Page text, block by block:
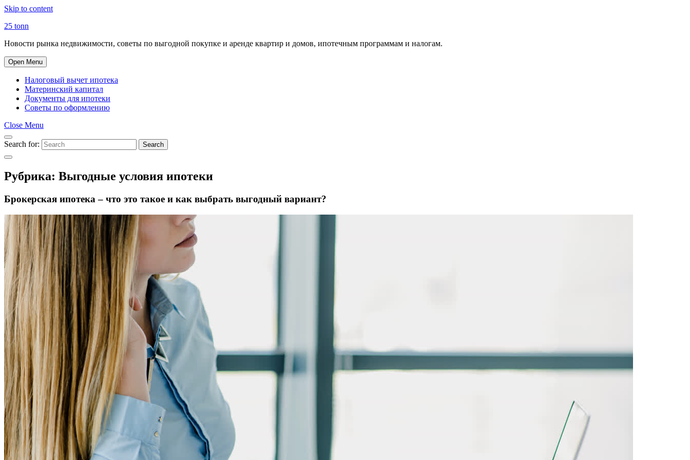
Skip to content
25 tonn
Новости рынка недвижимости, советы по выгодной покупке и аренде квартир и домов, ипотечным программам и налогам.
Open Menu
Налоговый вычет ипотека
Материнский капитал
Документы для ипотеки
Советы по оформлению
Close Menu
Search for: Search
Рубрика: Выгодные условия ипотеки
Брокерская ипотека – что это такое и как выбрать выгодный вариант?